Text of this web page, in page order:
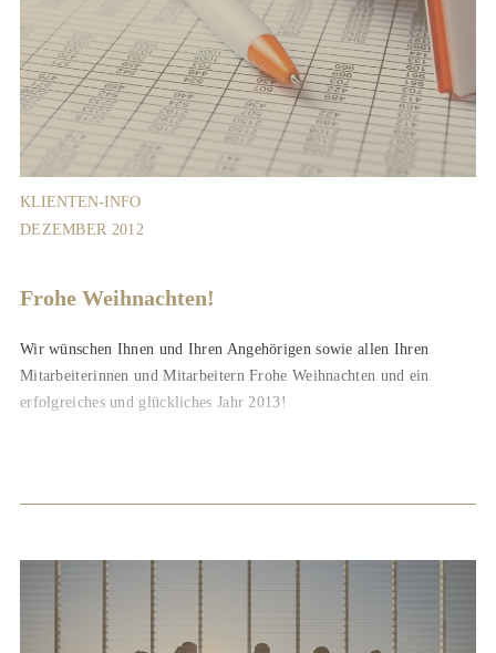
KLIENTEN-INFO
DEZEMBER 2012
Frohe Weihnachten!
Wir wünschen Ihnen und Ihren Angehörigen sowie allen Ihren
Mitarbeiterinnen und Mitarbeitern Frohe Weihnachten und ein
erfolgreiches und glückliches Jahr 2013!